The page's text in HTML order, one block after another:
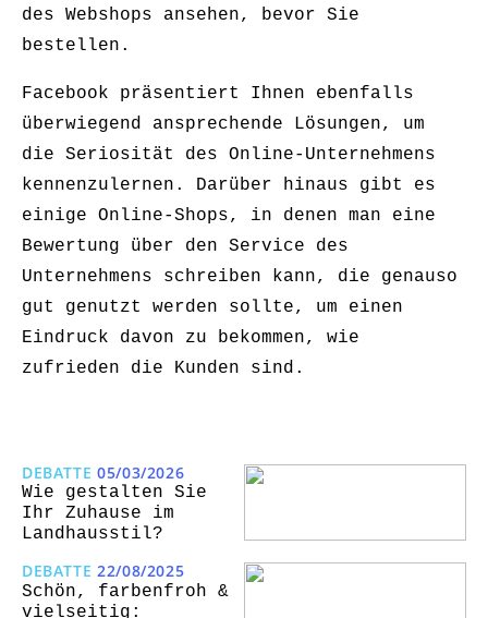
des Webshops ansehen, bevor Sie
bestellen.
Facebook präsentiert Ihnen ebenfalls
überwiegend ansprechende Lösungen, um
die Seriosität des Online-Unternehmens
kennenzulernen. Darüber hinaus gibt es
einige Online-Shops, in denen man eine
Bewertung über den Service des
Unternehmens schreiben kann, die genauso
gut genutzt werden sollte, um einen
Eindruck davon zu bekommen, wie
zufrieden die Kunden sind.
DEBATTE 05/03/2026
Wie gestalten Sie
Ihr Zuhause im
Landhausstil?
DEBATTE 22/08/2025
Schön, farbenfroh &
vielseitig: